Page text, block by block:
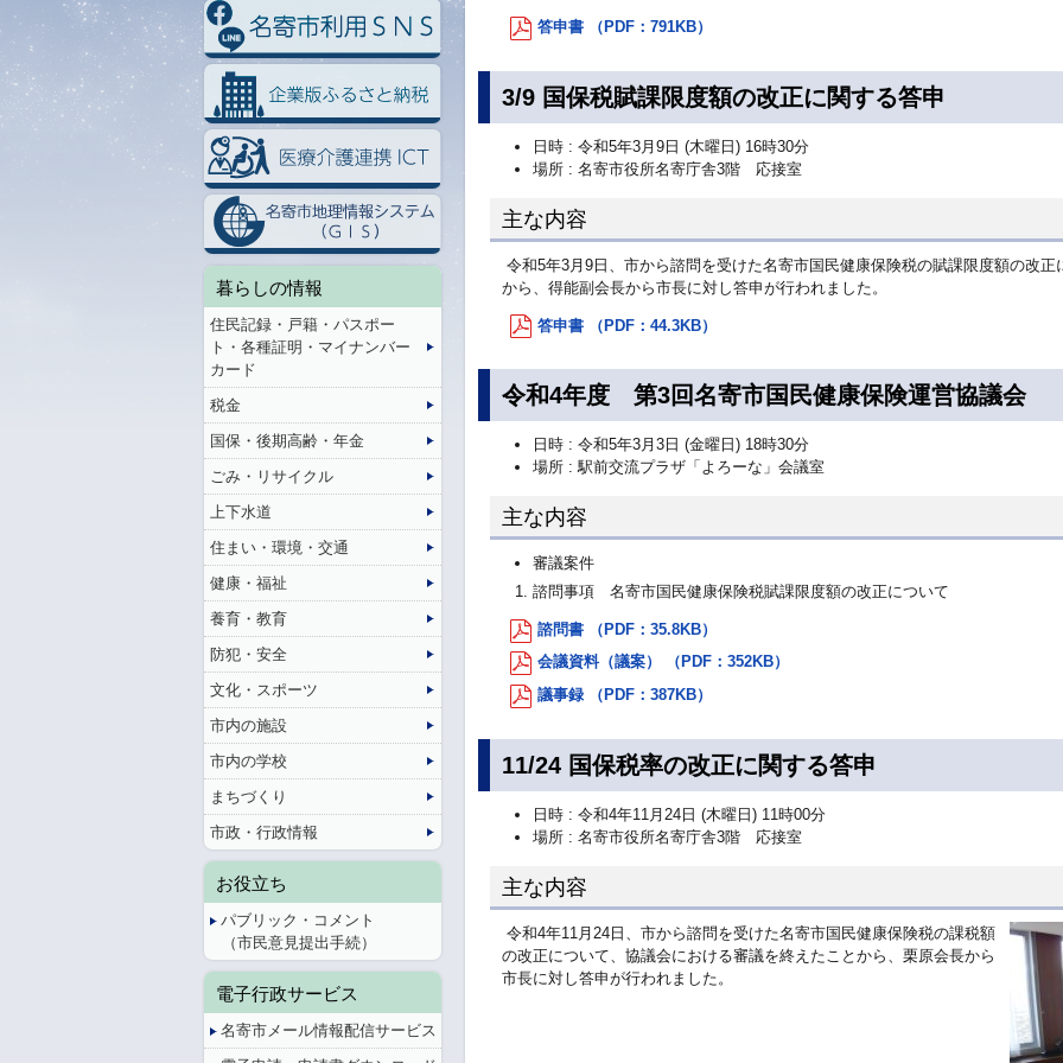
答申書 （PDF：791KB）
3/9 国保税賦課限度額の改正に関する答申
日時 : 令和5年3月9日 (木曜日) 16時30分
場所 : 名寄市役所名寄庁舎3階 応接室
主な内容
令和5年3月9日、市から諮問を受けた名寄市国民健康保険税の賦課限度額の改
から、得能副会長から市長に対し答申が行われました。
答申書 （PDF：44.3KB）
令和4年度 第3回名寄市国民健康保険運営協議会
日時 : 令和5年3月3日 (金曜日) 18時30分
場所 : 駅前交流プラザ「よろーな」会議室
主な内容
審議案件
諮問事項 名寄市国民健康保険税賦課限度額の改正について
諮問書 （PDF：35.8KB）
会議資料（議案） （PDF：352KB）
議事録 （PDF：387KB）
11/24 国保税率の改正に関する答申
日時 : 令和4年11月24日 (木曜日) 11時00分
場所 : 名寄市役所名寄庁舎3階 応接室
主な内容
令和4年11月24日、市から諮問を受けた名寄市国民健康保険税の課税額
の改正について、協議会における審議を終えたことから、栗原会長から
市長に対し答申が行われました。
暮らしの情報
住民記録・戸籍・パスポー
ト・各種証明・マイナンバー
カード
税金
国保・後期高齢・年金
ごみ・リサイクル
上下水道
住まい・環境・交通
健康・福祉
養育・教育
防犯・安全
文化・スポーツ
市内の施設
市内の学校
まちづくり
市政・行政情報
お役立ち
パブリック・コメント
（市民意見提出手続）
電子行政サービス
名寄市メール情報配信サービス